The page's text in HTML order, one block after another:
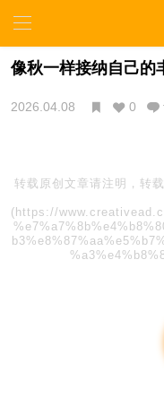
像秋一样接纳自己的
2026.04.08 0
转载原创文章请注明，转
(https://